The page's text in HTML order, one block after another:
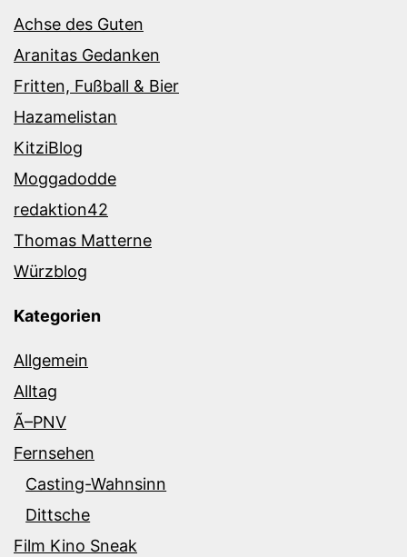
Achse des Guten
Aranitas Gedanken
Fritten, Fußball & Bier
Hazamelistan
KitziBlog
Moggadodde
redaktion42
Thomas Matterne
Würzblog
Kategorien
Allgemein
Alltag
Ã–PNV
Fernsehen
Casting-Wahnsinn
Dittsche
Film Kino Sneak